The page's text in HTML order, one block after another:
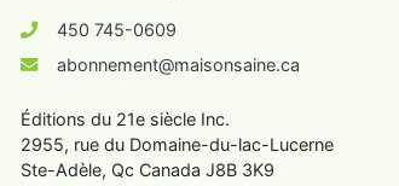
450 745-0609
abonnement@maisonsaine.ca
Éditions du 21e siècle Inc.
2955, rue du Domaine-du-lac-Lucerne
Ste-Adèle, Qc Canada J8B 3K9